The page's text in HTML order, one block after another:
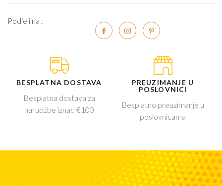
Podjeli na :
BESPLATNA DOSTAVA
Besplatna dostava za
narudžbe iznad €100
PREUZIMANJE U
POSLOVNICI
Besplatno preuzimanje u
poslovnicama